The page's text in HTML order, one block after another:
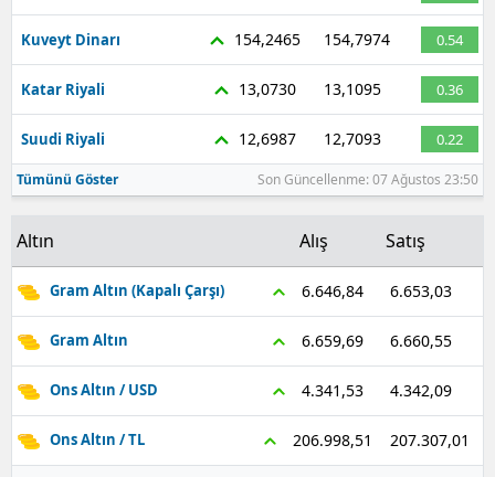
Malatya
Manisa
Kahramanmaraş
Mardin
Muğla
Nevşehir
Niğde
Rize
Sakarya
Kuveyt Dinarı 154,2465 154,7974 0.54
Katar Riyali 13,0730 13,1095 0.36
Suudi Riyali 12,6987 12,7093 0.22
Tümünü Göster Son Güncellenme: 07 Ağustos 23:50
Altın Alış Satış
Gram Altın (Kapalı Çarşı) 6.646,84 6.653,03
Gram Altın 6.659,69 6.660,55
Ons Altın / USD 4.341,53 4.342,09
Ons Altın / TL 206.998,51 207.307,01